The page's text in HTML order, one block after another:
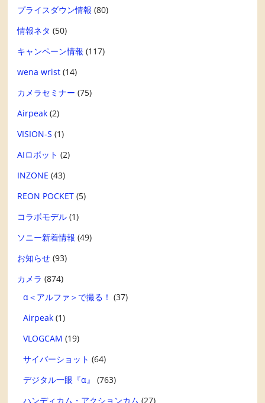
プライスダウン情報 (80)
情報ネタ (50)
キャンペーン情報 (117)
wena wrist (14)
カメラセミナー (75)
Airpeak (2)
VISION-S (1)
AIロボット (2)
INZONE (43)
REON POCKET (5)
コラボモデル (1)
ソニー新着情報 (49)
お知らせ (93)
カメラ (874)
α＜アルファ＞で撮る！ (37)
Airpeak (1)
VLOGCAM (19)
サイバーショット (64)
デジタル一眼『α』
(763)
ハンディカム・アクションカム (27)